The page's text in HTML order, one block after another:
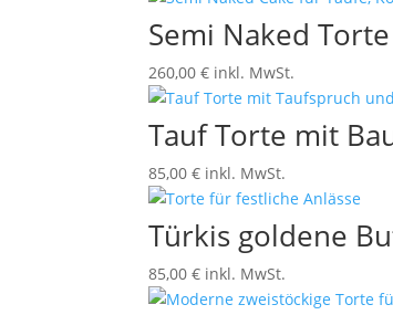
Semi Naked
260,00€ inkl. MwSt.
Tauf Torte mit
85,00€ inkl. MwSt.
Türkis goldene
85,00€ inkl. MwSt.